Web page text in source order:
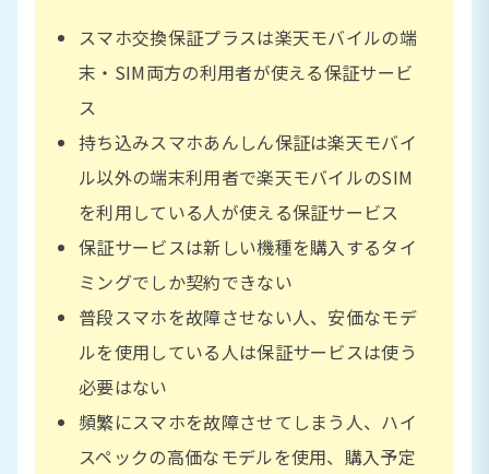
スマホ交換保証プラスは楽天モバイルの端
末・SIM両方の利用者が使える保証サービ
ス
持ち込みスマホあんしん保証は楽天モバイ
ル以外の端末利用者で楽天モバイルのSIM
を利用している人が使える保証サービス
保証サービスは新しい機種を購入するタイ
ミングでしか契約できない
普段スマホを故障させない人、安価なモデ
ルを使用している人は保証サービスは使う
必要はない
頻繁にスマホを故障させてしまう人、ハイ
スペックの高価なモデルを使用、購入予定